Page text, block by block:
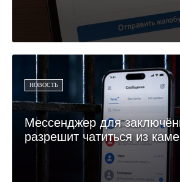
НОВОСТЬ
Мессенджер для
разрешит чатиться из